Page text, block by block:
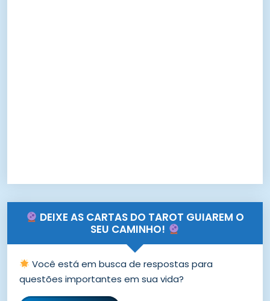
DEIXE AS CARTAS DO TAROT GUIAREM O
SEU CAMINHO!
Você está em busca de respostas para
questões importantes em sua vida?